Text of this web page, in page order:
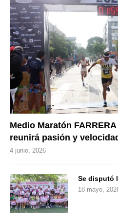
Medio Maratón
reunirá pasión y
4 junio, 2026
Se disputó
18 mayo,